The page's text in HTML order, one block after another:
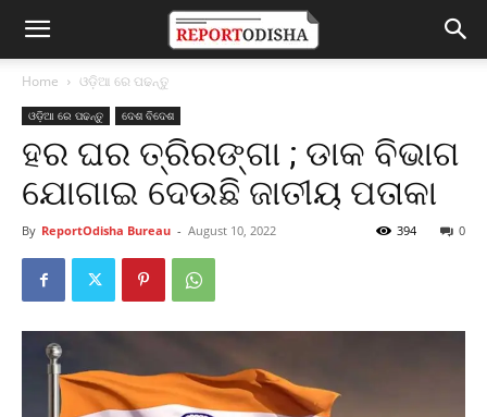
Home ଓଡ଼ିଆ ରେ ପଢନ୍ତୁ
ଓଡ଼ିଆ ରେ ପଢନ୍ତୁ ଦେଶ ବିଦେଶ
ହର ଘର ତ୍ରିରଙ୍ଗା ; ଡାକ ବିଭାଗ
ଯୋଗାଇ ଦେଉଛି ଜାତୀୟ ପତାକା
By ReportOdisha Bureau - August 10, 2022 0
394